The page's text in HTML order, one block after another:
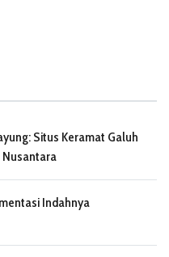
Situs Keramat Galuh
Nusantara
Indahnya